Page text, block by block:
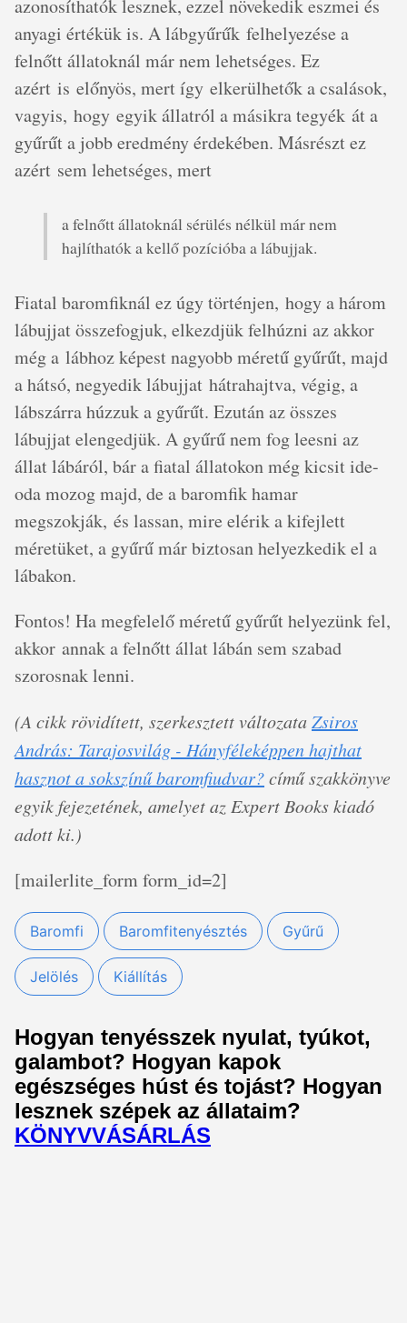
azonosíthatók lesznek, ezzel növekedik eszmei és
anyagi értékük is. A lábgyűrűk felhelyezése a
felnőtt állatoknál már nem lehetséges. Ez
azért is előnyös, mert így elkerülhetők a csalások,
vagyis, hogy egyik állatról a másikra tegyék át a
gyűrűt a jobb eredmény érdekében. Másrészt ez
azért sem lehetséges, mert
a felnőtt állatoknál sérülés nélkül már nem
hajlíthatók a kellő pozícióba a lábujjak.
Fiatal baromfiknál ez úgy történjen, hogy a három
lábujjat összefogjuk, elkezdjük felhúzni az akkor
még a lábhoz képest nagyobb méretű gyűrűt, majd
a hátsó, negyedik lábujjat hátrahajtva, végig, a
lábszárra húzzuk a gyűrűt. Ezután az összes
lábujjat elengedjük. A gyűrű nem fog leesni az
állat lábáról, bár a fiatal állatokon még kicsit ide-
oda mozog majd, de a baromfik hamar
megszokják, és lassan, mire elérik a kifejlett
méretüket, a gyűrű már biztosan helyezkedik el a
lábakon.
Fontos! Ha megfelelő méretű gyűrűt helyezünk fel,
akkor annak a felnőtt állat lábán sem szabad
szorosnak lenni.
(A cikk rövidített, szerkesztett változataZsiros
András: Tarajosvilág - Hányféleképpen hajthat
hasznot a sokszínű baromfiudvar?című szakkönyve
egyik fejezetének, amelyet az Expert Books kiadó
adott ki.)
[mailerlite_form form_id=2]
Baromfi Baromfitenyésztés Gyűrű
Jelölés Kiállítás
Hogyan tenyésszek nyulat, tyúkot,
galambot? Hogyan kapok
egészséges húst és tojást? Hogyan
lesznek szépek az állataim?
KÖNYVVÁSÁRLÁS